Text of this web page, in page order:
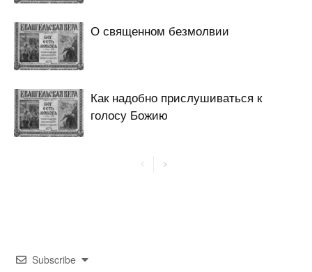
О священном безмолвии
Как надобно прислушиваться к
голосу Божию
Subscribe